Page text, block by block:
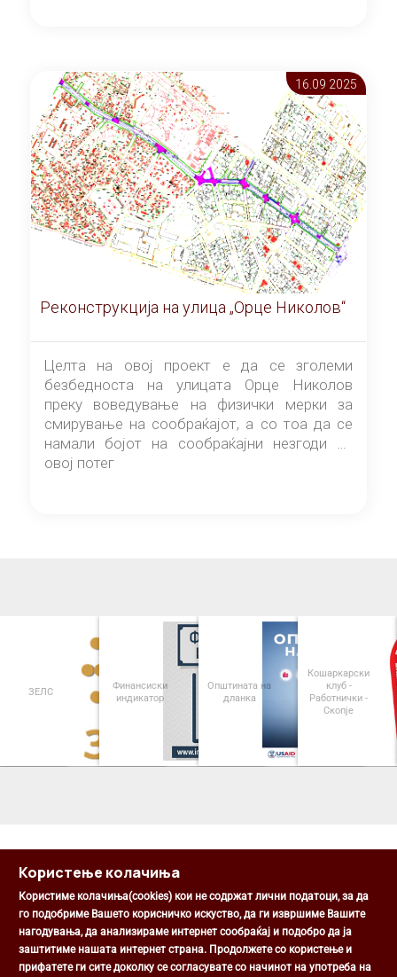
16.09 2025
Реконструкција на улица „Орце Николов“
Целта на овој проект е да се зголеми
безбедноста на улицата Орце Николов
преку воведување на физички мерки за
смирување на сообраќајот, а со тоа да се
намали бојот на сообраќајни незгоди на
овој потег
ЗЕЛС
Финансиски
индикатор
Општината на
дланка
Кошаркарски
клуб -
Работнички -
Скопје
Општина Центар
Михаил Цоков бр. 1, Скопје
Користење колачиња
Користиме колачиња(cookies) кои не содржат лични податоци, за да
го подобриме Вашето корисничко искуство, да ги извршиме Вашите
нагодувања, да анализираме интернет сообраќај и подобро да ја
заштитиме нашата интернет страна. Продолжете со користење и
прифатете ги сите доколку се согласувате со начинот на употреба на